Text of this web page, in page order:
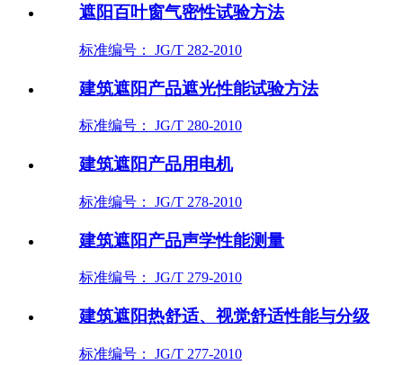
遮阳百叶窗气密性试验方法
标准编号： JG/T 282-2010
建筑遮阳产品遮光性能试验方法
标准编号： JG/T 280-2010
建筑遮阳产品用电机
标准编号： JG/T 278-2010
建筑遮阳产品声学性能测量
标准编号： JG/T 279-2010
建筑遮阳热舒适、视觉舒适性能与分级
标准编号： JG/T 277-2010